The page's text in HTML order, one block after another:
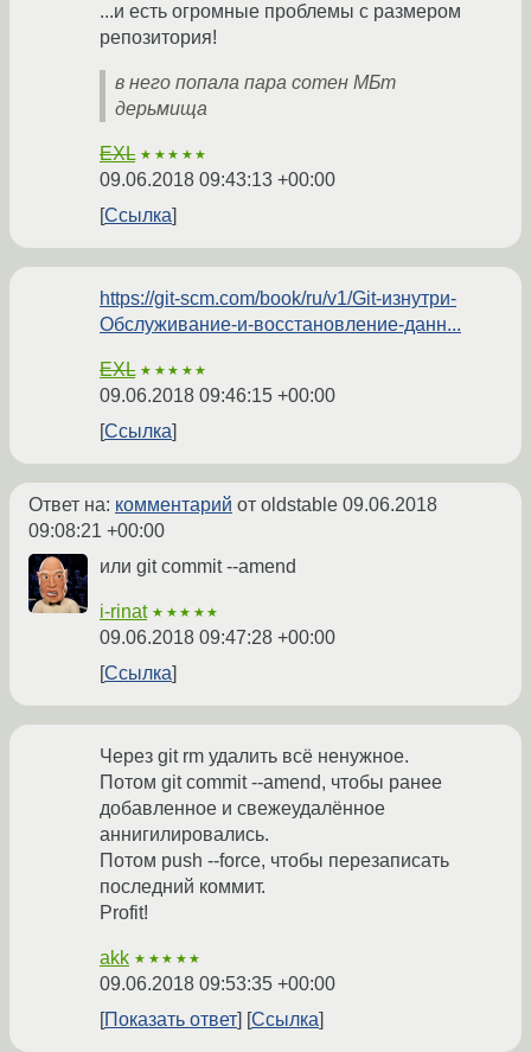
...и есть огромные проблемы с размером
репозитория!
в него попала пара сотен МБт
дерьмища
EXL ★★★★★
09.06.2018 09:43:13 +00:00
Ссылка
https://git-scm.com/book/ru/v1/Git-изнутри-
Обслуживание-и-восстановление-данн...
EXL ★★★★★
09.06.2018 09:46:15 +00:00
Ссылка
Ответ на: комментарий от oldstable 09.06.2018
09:08:21 +00:00
или git commit --amend
i-rinat ★★★★★
09.06.2018 09:47:28 +00:00
Ссылка
Через git rm удалить всё ненужное.
Потом git commit --amend, чтобы ранее
добавленное и свежеудалённое
аннигилировались.
Потом push --force, чтобы перезаписать
последний коммит.
Profit!
akk ★★★★★
09.06.2018 09:53:35 +00:00
Показать ответ
Ссылка